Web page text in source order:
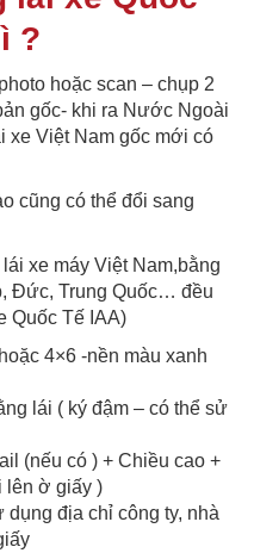
?
hoặc scan – chụp 2
gốc- khi ra Nước Ngoài
xe Việt Nam gốc mới có
cũng có thể đổi sang
xe máy Việt Nam,bằng
Đức, Trung Quốc… đều
Quốc Tế IAA)
4×6 -nền màu xanh
lái ( ký đậm – có thể sử
(nếu có ) + Chiều cao +
lên ờ giấy )
địa chỉ công ty, nhà